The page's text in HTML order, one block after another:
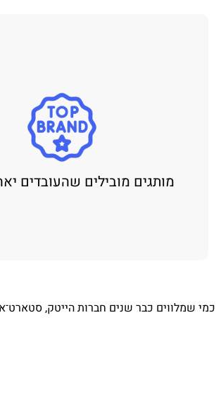
מותגים מובילים שהעובדים
שמלווים כבר שנים חברות הייטק,